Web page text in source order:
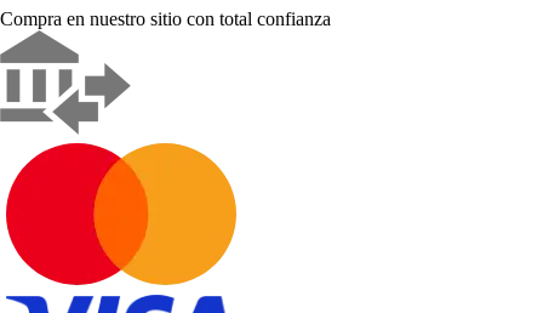
Compra en nuestro sitio con total confianza